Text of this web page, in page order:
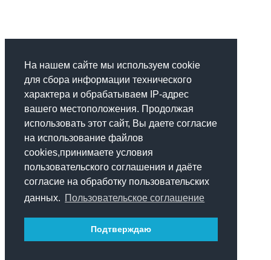
На нашем сайте мы используем cookie
для сбора информации технического
характера и обрабатываем IP-адрес
вашего местоположения. Продолжая
использовать этот сайт, Вы даете согласие
на использование файлов
cookies,принимаете условия
пользовательского соглашения и даёте
согласие на обработку пользовательских
данных. Пользовательское соглашение
Подтверждаю